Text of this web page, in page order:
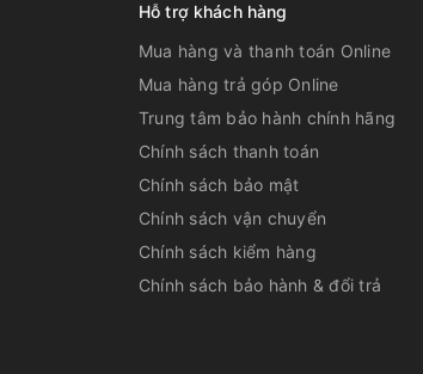
Hỗ trợ khách hàng
Mua hàng và thanh toán Online
Mua hàng trả góp Online
Trung tâm bảo hành chính hãng
Chính sách thanh toán
Chính sách bảo mật
Chính sách vận chuyển
Chính sách kiểm hàng
Chính sách bảo hành & đổi trả